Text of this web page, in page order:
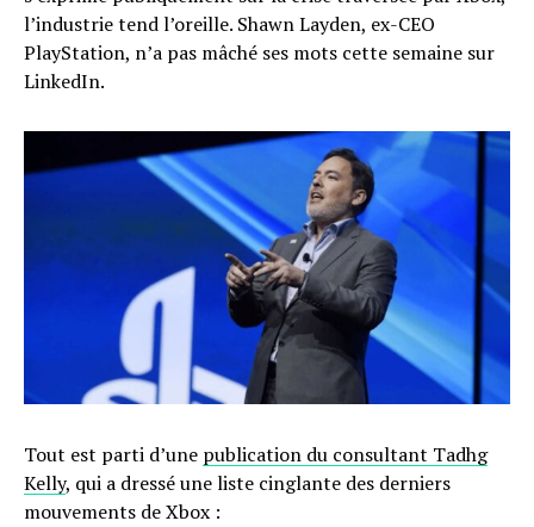
l’industrie tend l’oreille. Shawn Layden, ex-CEO
PlayStation, n’a pas mâché ses mots cette semaine sur
LinkedIn.
Tout est parti d’une publication du consultant Tadhg
Kelly, qui a dressé une liste cinglante des derniers
mouvements de Xbox :